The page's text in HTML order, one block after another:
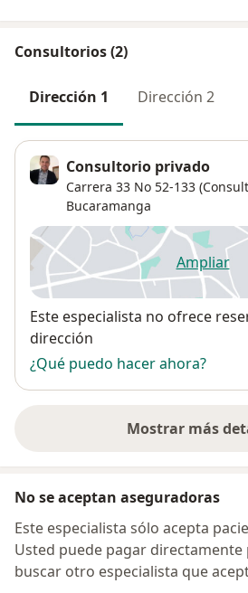
Consultorios (2)
Dirección 1 Dirección 2
Consultorio privado
Carrera 33 No 52-133
Bucaramanga
Ampliar
se
Disponibilidad
Este especialista no ofrece
dirección
¿Qué puedo hacer ahora?
Mostrar mássobre
No se aceptan aseguradoras
Este especialista sólo acepta
Usted puede pagar directamente
buscar otro especialista que